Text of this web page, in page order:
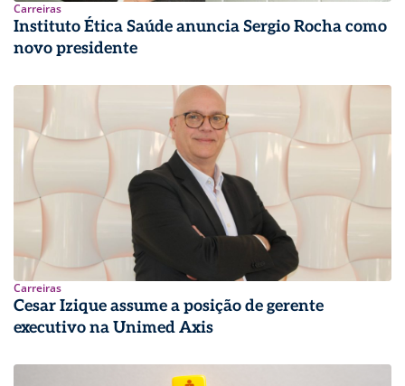
Carreiras
Instituto Ética Saúde anuncia Sergio Rocha como
novo presidente
Carreiras
Cesar Izique assume a posição de gerente
executivo na Unimed Axis